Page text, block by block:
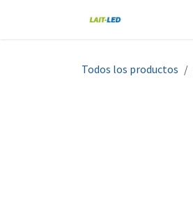
Todos los productos